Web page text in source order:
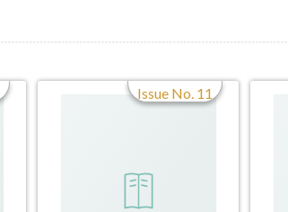
Issue No. 11